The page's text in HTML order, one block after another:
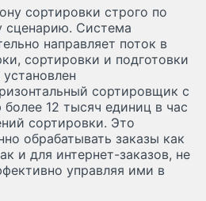
сортировки строго по
сценарию. Система
направляет поток в
сортировки и подготовки
сортировщик с
12 тысяч единиц в час
сортировки. Это
обрабатывать заказы как
и для интернет-заказов, не
управляя ими в